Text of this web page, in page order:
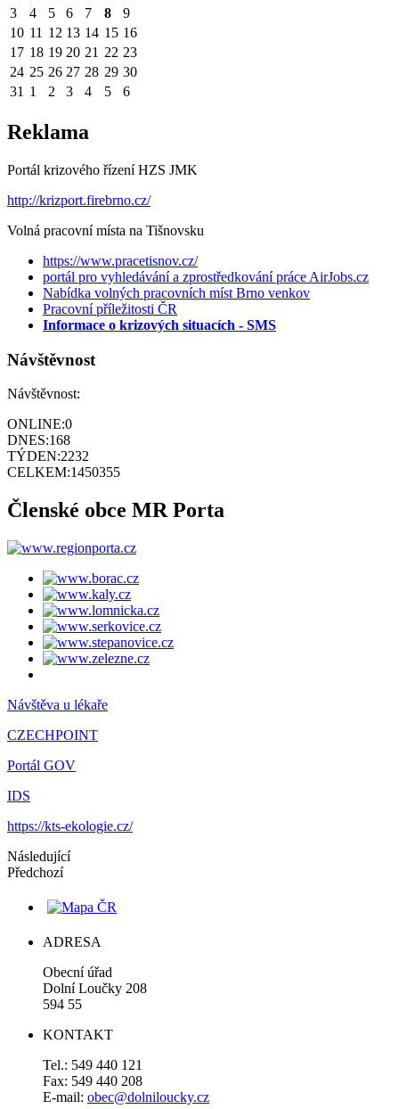
3
4 5 6 7 8
9
10 11 12 13 14 15 16
17 18 19 20 21 22 23
24 25 26 27 28 29 30
31 1 2 3 4 5 6
Reklama
Portál krizového řízení HZS JMK
http://krizport.firebrno.cz/
Volná pracovní místa na Tišnovsku
https://www.pracetisnov.cz/
portál pro vyhledávání a zprostředkování práce AirJobs.cz
Nabídka volných pracovních míst Brno venkov
Pracovní příležitosti ČR
Informace o krizových situacích - SMS
Návštěvnost
Návštěvnost:
ONLINE:0
DNES:168
TÝDEN:2232
CELKEM:1450355
Členské obce MR Porta
Návštěva u lékaře
CZECHPOINT
Portál GOV
IDS
https://kts-ekologie.cz/
Následující
Předchozí
ADRESA
Obecní úřad
Dolní Loučky 208
594 55
KONTAKT
Tel.: 549 440 121
Fax: 549 440 208
E-mail: obec@dolniloucky.cz